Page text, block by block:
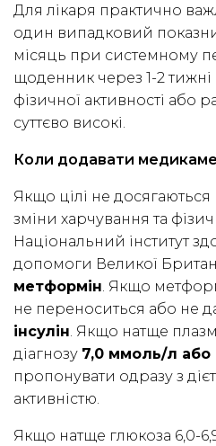
Для лікаря практично
один випадковий
місяць при системному
щоденник через 1-2 тижні
фізичної активності або
суттєво високі.
Коли додавати
Якщо цілі не досягаються
зміни харчування та
Національний інститут
допомоги Великої
метформін. Якщо
не переноситься або не
інсулін. Якщо натще
діагнозу 7,0 ммоль/л або
пропонувати одразу з
активністю.
Якщо натще глюкоза 6,0-